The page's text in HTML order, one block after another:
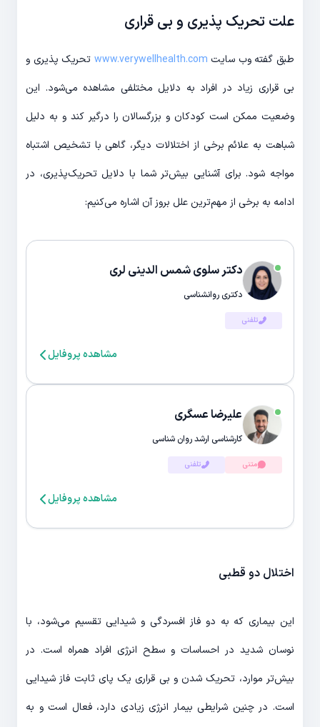
علت تحریک پذیری و بی قراری
طبق گفته وب سایت www.verywellhealth.com تحریک پذیری و
بی قراری زیاد در افراد به دلایل مختلفی مشاهده می‌شود. این
وضعیت ممکن است کودکان و بزرگسالان را درگیر کند و به دلیل
شباهت به علائم برخی از اختلالات دیگر، گاهی با تشخیص اشتباه
مواجه ‌شود. برای آشنایی بیش‌تر شما با دلایل تحریک‌پذیری، در
ادامه به برخی از مهم‌ترین علل بروز آن اشاره می‌کنیم:
دکتر سلوی شمس الدینی لری
دکتری روانشناسی
تلفنی
مشاهده پروفایل
علیرضا عسگری
کارشناسی ارشد روان شناسی
متنی تلفنی
مشاهده پروفایل
اختلال دو قطبی
این بیماری که به دو فاز افسردگی و شیدایی تقسیم می‌شود، با
نوسان شدید در احساسات و سطح انرژی افراد همراه است. در
بیش‌تر موارد، تحریک شدن و بی قراری یک پای ثابت فاز شیدایی
است. در چنین شرایطی بیمار انرژی زیادی دارد، فعال است و به